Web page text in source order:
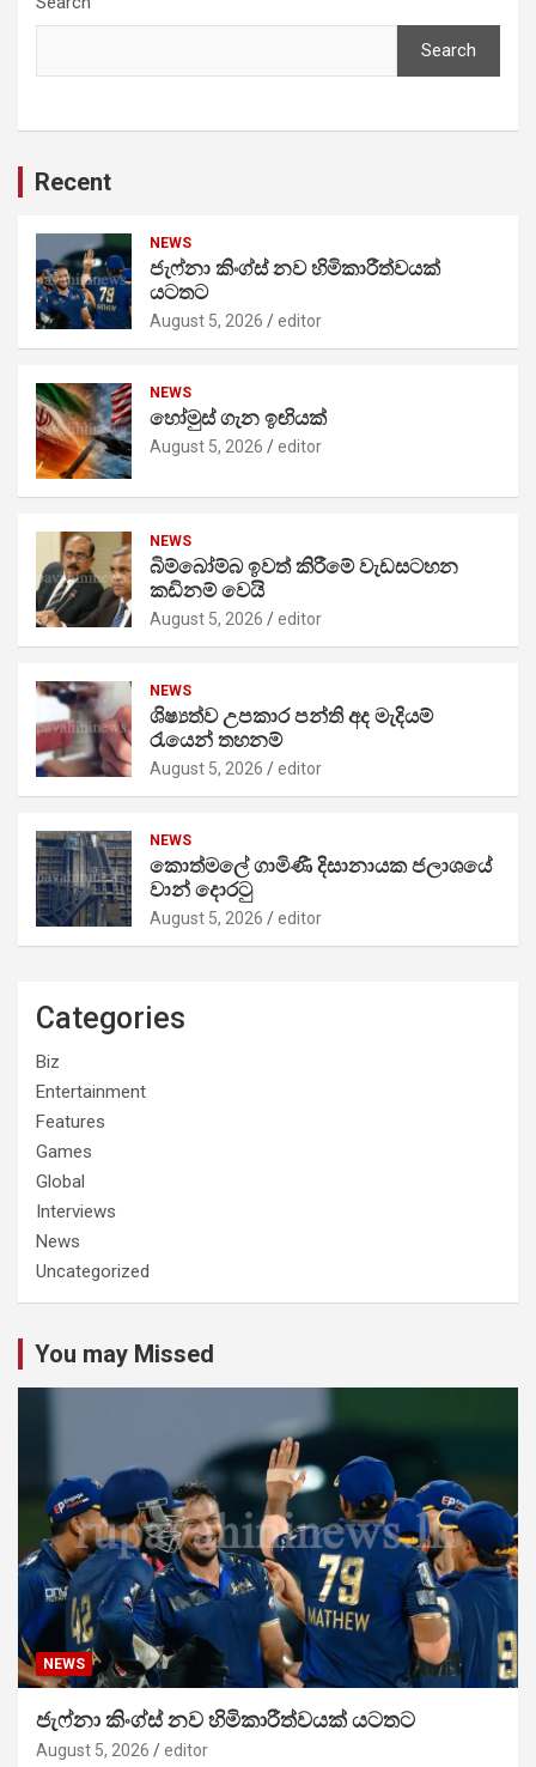
Search
Recent
NEWS
ජැෆ්නා කිංග්ස් නව හිමිකාරීත්වයක්
යටතට
August 5, 2026 editor
NEWS
හෝමුස් ගැන ඉඟියක්
August 5, 2026 editor
NEWS
බිම්බෝම්බ ඉවත් කිරීමේ වැඩසටහන
කඩිනම් වෙයි
August 5, 2026 editor
NEWS
ශිෂ්‍යත්ව උපකාර පන්ති අද මැදියම්
රැයෙන් තහනම්
August 5, 2026 editor
NEWS
කොත්මලේ ගාමිණී දිසානායක ජලාශයේ
වාන් දොරටු
August 5, 2026 editor
Categories
Biz
Entertainment
Features
Games
Global
Interviews
News
Uncategorized
You may Missed
NEWS
ජැෆ්නා කිංග්ස් නව හිමිකාරීත්වයක් යටතට
August 5, 2026 editor